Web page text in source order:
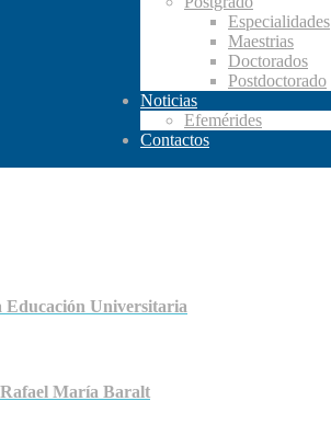
Especialidades
Maestrias
Doctorados
Postdoctorado
Noticias
Efemérides
Contactos
Universitaria
María Baralt